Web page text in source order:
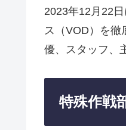
2023年12月22
ス（VOD）を
優、スタッフ、
特殊作戦